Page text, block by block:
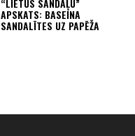
“LIETUS SANDAĻU”
APSKATS: BASEINA
SANDALĪTES UZ PAPĒŽA